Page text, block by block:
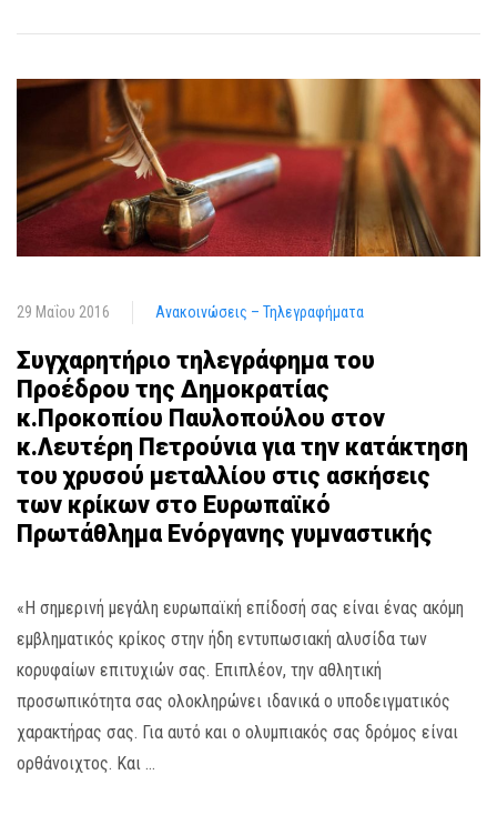
29 Μαΐου 2016 Ανακοινώσεις – Τηλεγραφήματα
Συγχαρητήριο τηλεγράφημα του
Προέδρου της Δημοκρατίας
κ.Προκοπίου Παυλοπούλου στον
κ.Λευτέρη Πετρούνια για την κατάκτηση
του χρυσού μεταλλίου στις ασκήσεις
των κρίκων στο Ευρωπαϊκό
Πρωτάθλημα Ενόργανης γυμναστικής
«Η σημερινή μεγάλη ευρωπαϊκή επίδοσή σας είναι ένας ακόμη
εμβληματικός κρίκος στην ήδη εντυπωσιακή αλυσίδα των
κορυφαίων επιτυχιών σας. Επιπλέον, την αθλητική
προσωπικότητα σας ολοκληρώνει ιδανικά ο υποδειγματικός
χαρακτήρας σας. Για αυτό και ο ολυμπιακός σας δρόμος είναι
ορθάνοιχτος. Και …